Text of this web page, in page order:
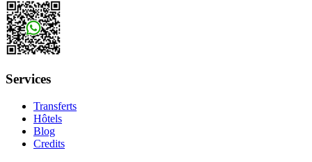
Services
Transferts
Hôtels
Blog
Credits